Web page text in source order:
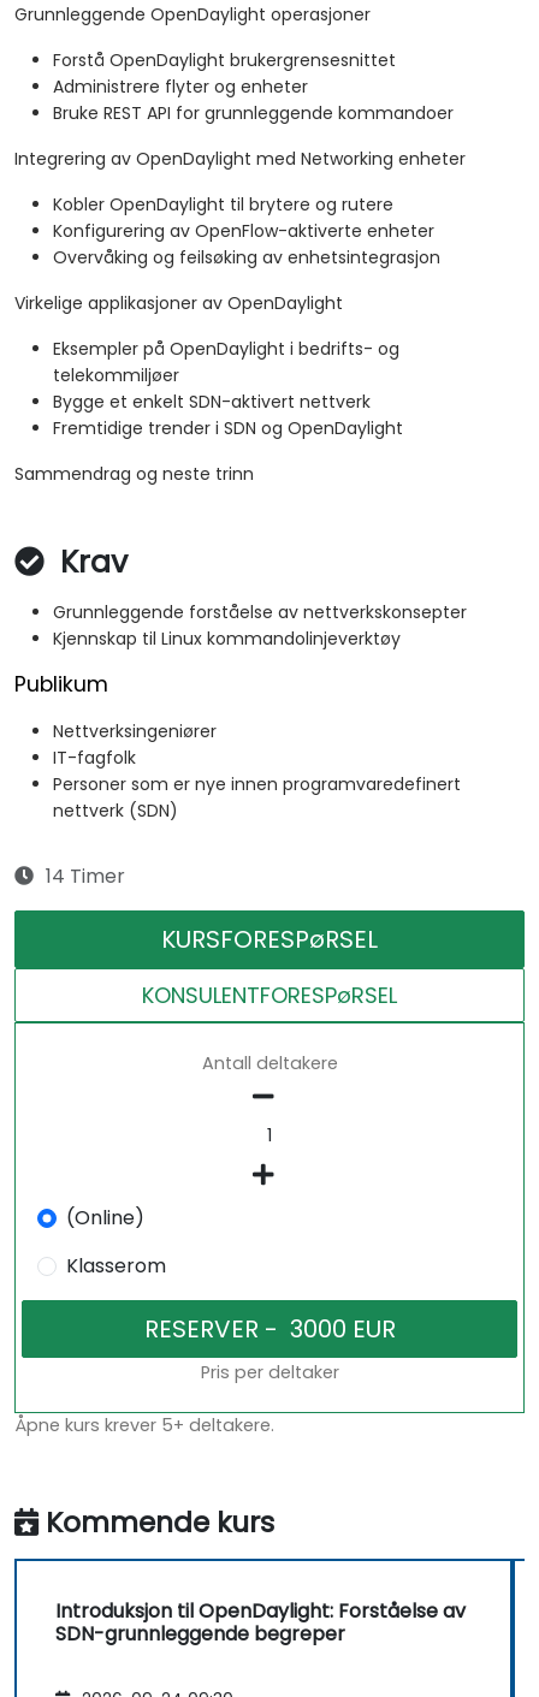
Grunnleggende OpenDaylight operasjoner
Forstå OpenDaylight brukergrensesnittet
Administrere flyter og enheter
Bruke REST API for grunnleggende kommandoer
Integrering av OpenDaylight med Networking enheter
Kobler OpenDaylight til brytere og rutere
Konfigurering av OpenFlow-aktiverte enheter
Overvåking og feilsøking av enhetsintegrasjon
Virkelige applikasjoner av OpenDaylight
Eksempler på OpenDaylight i bedrifts- og
telekommiljøer
Bygge et enkelt SDN-aktivert nettverk
Fremtidige trender i SDN og OpenDaylight
Sammendrag og neste trinn
Krav
Grunnleggende forståelse av nettverkskonsepter
Kjennskap til Linux kommandolinjeverktøy
Publikum
Nettverksingeniører
IT-fagfolk
Personer som er nye innen programvaredefinert
nettverk (SDN)
14 Timer
KURSFORESPøRSEL
KONSULENTFORESPøRSEL
Antall deltakere
(Online)
Klasserom
Pris per deltaker
Åpne kurs krever 5+ deltakere.
Kommende kurs
Introduksjon til OpenDaylight: Forståelse av
SDN-grunnleggende begreper